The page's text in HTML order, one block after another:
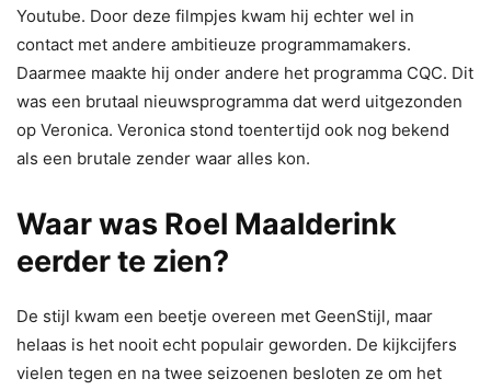
Youtube. Door deze filmpjes kwam hij echter wel in
contact met andere ambitieuze programmamakers.
Daarmee maakte hij onder andere het programma CQC. Dit
was een brutaal nieuwsprogramma dat werd uitgezonden
op Veronica. Veronica stond toentertijd ook nog bekend
als een brutale zender waar alles kon.
Waar was Roel Maalderink
eerder te zien?
De stijl kwam een beetje overeen met GeenStijl, maar
helaas is het nooit echt populair geworden. De kijkcijfers
vielen tegen en na twee seizoenen besloten ze om het